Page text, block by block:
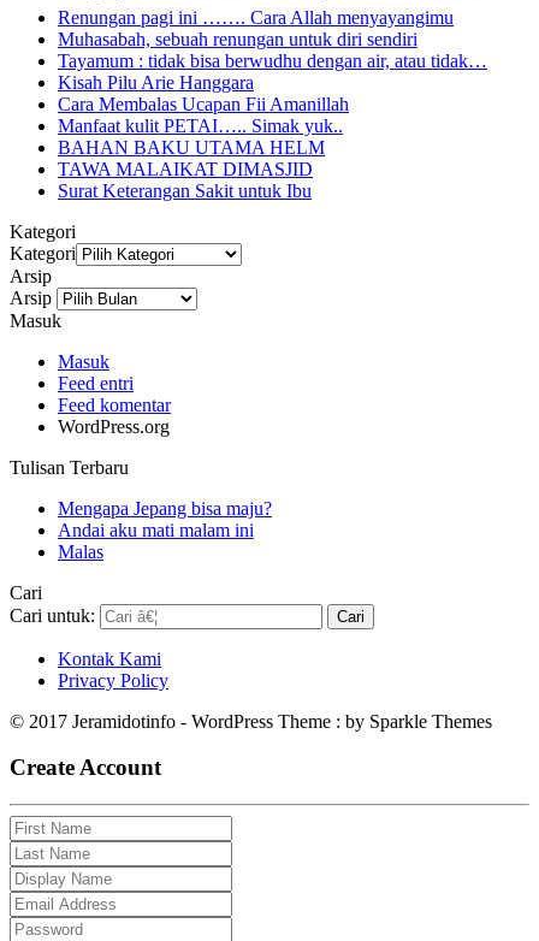
Renungan pagi ini ……. Cara Allah menyayangimu
Muhasabah, sebuah renungan untuk diri sendiri
Tayamum : tidak bisa berwudhu dengan air, atau tidak…
Kisah Pilu Arie Hanggara
Cara Membalas Ucapan Fii Amanillah
Manfaat kulit PETAI….. Simak yuk..
BAHAN BAKU UTAMA HELM
TAWA MALAIKAT DIMASJID
Surat Keterangan Sakit untuk Ibu
Kategori
Kategori
Arsip
Arsip
Masuk
Masuk
Feed entri
Feed komentar
WordPress.org
Tulisan Terbaru
Mengapa Jepang bisa maju?
Andai aku mati malam ini
Malas
Cari
Cari untuk:
Kontak Kami
Privacy Policy
© 2017 Jeramidotinfo - WordPress Theme : by Sparkle Themes
Create Account